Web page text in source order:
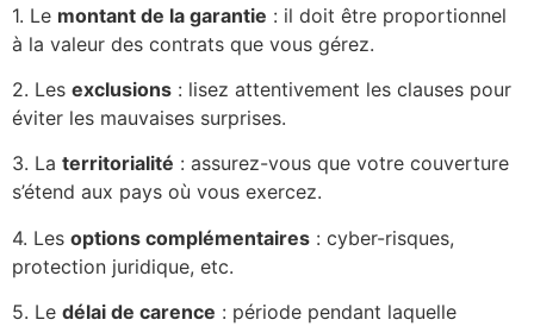
1. Le montant de la garantie : il doit être proportionnel
à la valeur des contrats que vous gérez.
2. Les exclusions : lisez attentivement les clauses pour
éviter les mauvaises surprises.
3. La territorialité : assurez-vous que votre couverture
s’étend aux pays où vous exercez.
4. Les options complémentaires : cyber-risques,
protection juridique, etc.
5. Le délai de carence : période pendant laquelle